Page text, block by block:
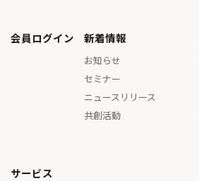
新着情報
お知らせ
セミナー
ニュースリリース
共創活動
サービス
会員ログイン